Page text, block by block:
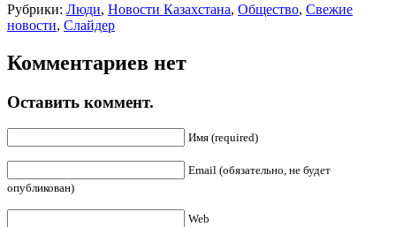
Рубрики: Люди, Новости Казахстана, Общество, Свежие
новости, Слайдер
Комментариев нет
Оставить коммент.
Имя (required)
Email (обязательно, не будет
опубликован)
Web